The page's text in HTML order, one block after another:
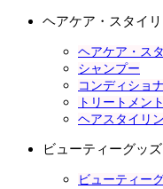
ヘアケア・スタイ
ヘアケア・ス
シャンプー
コンディショ
トリートメン
ヘアスタイリ
ビューティーグッズ
ビューティー